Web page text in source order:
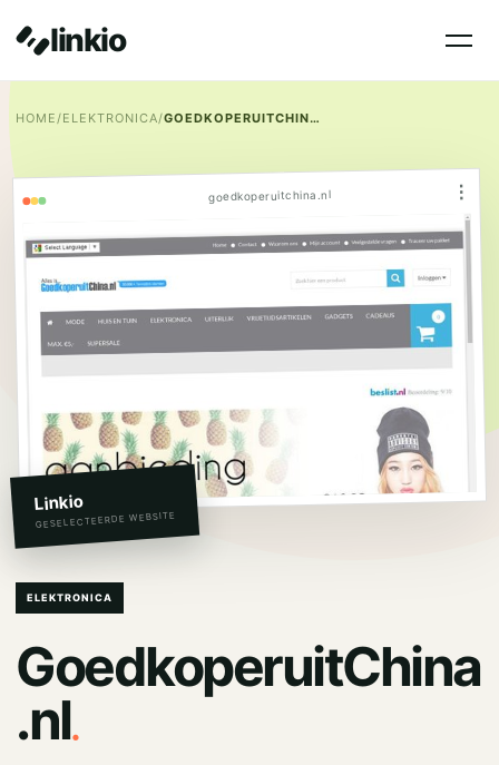
linkio
HOME/ELEKTRONICA/ GOEDKOPERUITCHINA.NL
goedkoperuitchina.nl ⋮
Linkio
GESELECTEERDE WEBSITE
ELEKTRONICA
GoedkoperuitChina
.nl.